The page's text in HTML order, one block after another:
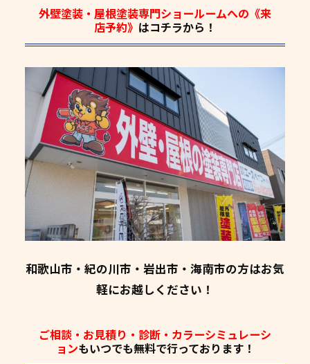
外壁塗装・屋根塗装専門ショールームへの《来
店予約》 はコチラから！
和歌山市・紀の川市・岩出市・海南市の方はお気
軽にお越しください！
ご相談・お見積り・診断・カラーシミュレーシ
ョンもいつでも無料で行っております！